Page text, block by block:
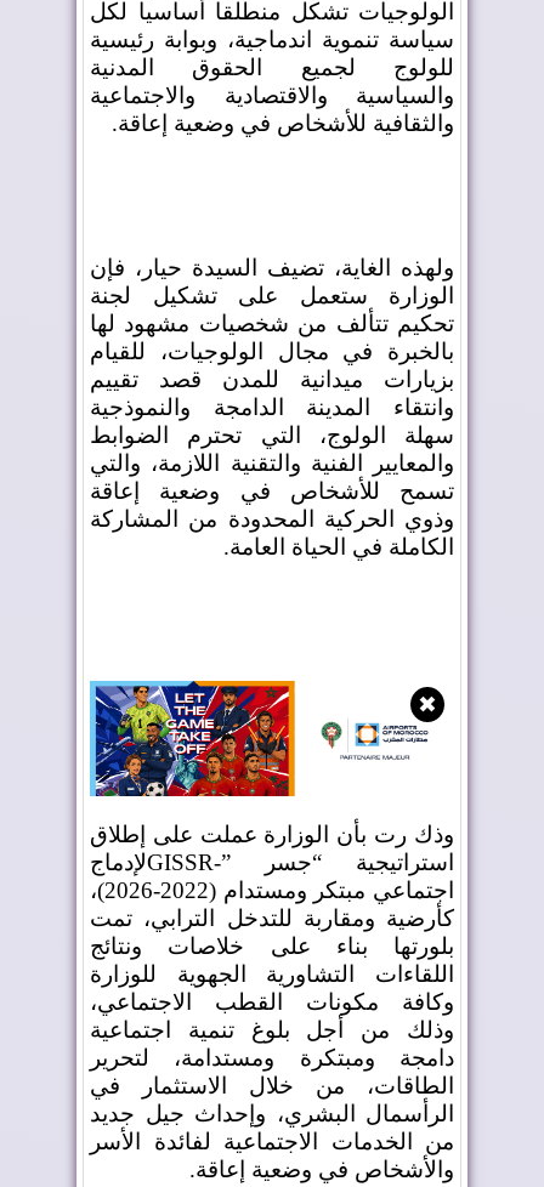
الولوجيات تشكل منطلقا أساسيا لكل
سياسة تنموية اندماجية، وبوابة رئيسية
للولوج لجميع الحقوق المدنية
والسياسية والاقتصادية والاجتماعية
والثقافية للأشخاص في وضعية إعاقة.
ولهذه الغاية، تضيف السيدة حيار، فإن
الوزارة ستعمل على تشكيل لجنة
تحكيم تتألف من شخصيات مشهود لها
بالخبرة في مجال الولوجيات، للقيام
بزيارات ميدانية للمدن قصد تقييم
وانتقاء المدينة الدامجة والنموذجية
سهلة الولوج، التي تحترم الضوابط
والمعايير الفنية والتقنية اللازمة، والتي
تسمح للأشخاص في وضعية إعاقة
وذوي الحركية المحدودة من المشاركة
الكاملة في الحياة العامة.
✖
وذك رت بأن الوزارة عملت على إطلاق
استراتيجية “جسر
GISSR-”لإدماج
اجتماعي مبتكر ومستدام (2022-2026)،
كأرضية ومقاربة للتدخل الترابي، تمت
بلورتها بناء على خلاصات ونتائج
اللقاءات التشاورية الجهوية للوزارة
وكافة مكونات القطب الاجتماعي،
وذلك من أجل بلوغ تنمية اجتماعية
دامجة ومبتكرة ومستدامة، لتحرير
الطاقات، من خلال الاستثمار في
الرأسمال البشري، وإحداث جيل جديد
من الخدمات الاجتماعية لفائدة الأسر
والأشخاص في وضعية إعاقة.